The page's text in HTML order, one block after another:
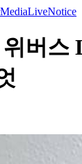
MediaLiveNotice
버스